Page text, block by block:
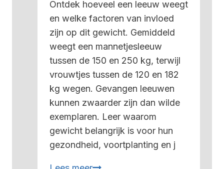
Ontdek hoeveel een leeuw weegt
en welke factoren van invloed
zijn op dit gewicht. Gemiddeld
weegt een mannetjesleeuw
tussen de 150 en 250 kg, terwijl
vrouwtjes tussen de 120 en 182
kg wegen. Gevangen leeuwen
kunnen zwaarder zijn dan wilde
exemplaren. Leer waarom
gewicht belangrijk is voor hun
gezondheid, voortplanting en j